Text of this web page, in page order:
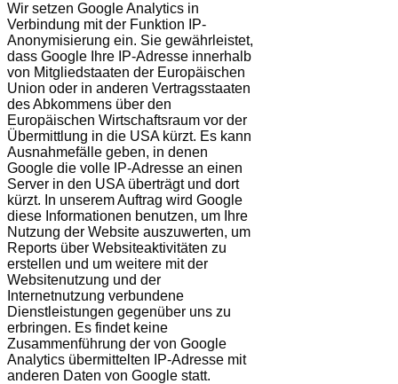
Wir setzen Google Analytics in
Verbindung mit der Funktion IP-
Anonymisierung ein. Sie gewährleistet,
dass Google Ihre IP-Adresse innerhalb
von Mitgliedstaaten der Europäischen
Union oder in anderen Vertragsstaaten
des Abkommens über den
Europäischen Wirtschaftsraum vor der
Übermittlung in die USA kürzt. Es kann
Ausnahmefälle geben, in denen
Google die volle IP-Adresse an einen
Server in den USA überträgt und dort
kürzt. In unserem Auftrag wird Google
diese Informationen benutzen, um Ihre
Nutzung der Website auszuwerten, um
Reports über Websiteaktivitäten zu
erstellen und um weitere mit der
Websitenutzung und der
Internetnutzung verbundene
Dienstleistungen gegenüber uns zu
erbringen. Es findet keine
Zusammenführung der von Google
Analytics übermittelten IP-Adresse mit
anderen Daten von Google statt.